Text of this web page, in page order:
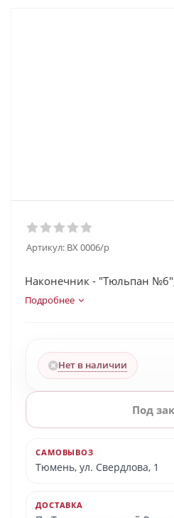
Артикул: BX 0006/p
Наконечник - "Тюльпан
Подробнее
Нет в наличии
Под
САМОВЫВОЗ
Тюмень, ул. Свердлова, 1
ДОСТАВКА